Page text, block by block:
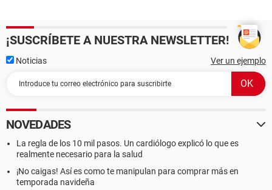
¡SUSCRÍBETE A NUESTRA NEWSLETTER!
Noticias Ver un ejemplo
NOVEDADES
La regla de los 10 mil pasos. Un cardiólogo explicó lo que es
realmente necesario para la salud
¡No caigas! Así es como te manipulan para comprar más en
temporada navideña